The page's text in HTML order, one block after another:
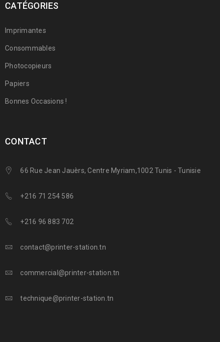
CATÉGORIES
Imprimantes
Consommables
Photocopieurs
Papiers
Bonnes Occasions !
CONTACT
66 Rue Jean Jauèrs, Centre Myriam,1002 Tunis - Tunisie
+216 71 254 586
+216 96 883 702
contact@printer-station.tn
commercial@printer-station.tn
technique@printer-station.tn